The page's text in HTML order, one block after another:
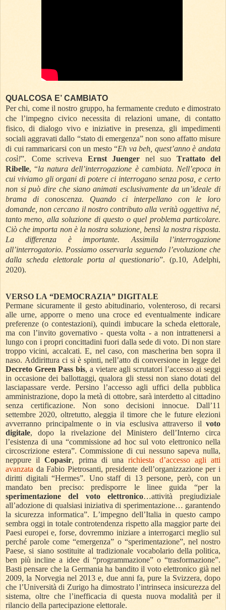
QUALCOSA E’ CAMBIATO
Per chi, come il nostro gruppo, ha fermamente creduto e dimostrato
che l’impegno civico necessita di relazioni umane, di contatto
fisico, di dialogo vivo e iniziative in presenza, gli impedimenti
sociali aggravati dallo “stato di emergenza” non sono affatto misure
di cui rammaricarsi con un mesto “Eh va beh, quest’anno è andata
così!”. Come scriveva Ernst Juenger nel suo Trattato del
Ribelle, “la natura dell’interrogazione è cambiata. Nell’epoca in
cui viviamo gli organi di potere ci interrogano senza posa, e certo
non si può dire che siano animati esclusivamente da un’ideale di
brama di conoscenza. Quando ci interpellano con le loro
domande, non cercano il nostro contributo alla verità oggettiva né,
tanto meno, alla soluzione di questo o quel problema particolare.
Ciò che importa non è la nostra soluzione, bensì la nostra risposta.
La differenza è importante. Assimila l’interrogazione
all’interrogatorio. Possiamo osservarla seguendo l’evoluzione che
dalla scheda elettorale porta al questionario”. (p.10, Adelphi,
2020).
VERSO LA “DEMOCRAZIA” DIGITALE
Permane sicuramente il gesto abitudinario, volenteroso, di recarsi
alle urne, apporre o meno una croce ed eventualmente indicare
preferenze (o contestazioni), quindi imbucare la scheda elettorale,
ma con l’invito governativo - questa volta - a non intrattenersi a
lungo con i propri concittadini fuori dalla sede di voto. Di non stare
troppo vicini, accalcati. E, nel caso, con mascherina ben sopra il
naso. Addirittura ci si è spinti, nell’atto di conversione in legge del
Decreto Green Pass bis, a vietare agli scrutatori l’accesso ai seggi
in occasione dei ballottaggi, qualora gli stessi non siano dotati del
lasciapassare verde. Persino l’accesso agli uffici della pubblica
amministrazione, dopo la metà di ottobre, sarà interdetto al cittadino
senza certificazione. Non sono decisioni innocue. Dall’11
settembre 2020, oltretutto, aleggia il timore che le future elezioni
avverranno principalmente o in via esclusiva attraverso il voto
digitale, dopo la rivelazione del Ministero dell’Interno circa
l’esistenza di una “commissione ad hoc sul voto elettronico nella
circoscrizione estera”. Commissione di cui nessuno sapeva nulla,
neppure ilCopasir, prima di unarichiesta d’accesso agli atti
avanzata da Fabio Pietrosanti, presidente dell’organizzazione per i
diritti digitali “Hermes”. Uno staff di 13 persone, però, con un
mandato ben preciso: predisporre le linee guida “per la
sperimentazione del voto elettronico…attività pregiudiziale
all’adozione di qualsiasi iniziativa di sperimentazione… garantendo
la sicurezza informatica”. L’impegno dell’Italia in questo campo
sembra oggi in totale controtendenza rispetto alla maggior parte dei
Paesi europei e, forse, dovremmo iniziare a interrogarci meglio sul
perché parole come “emergenza” o “sperimentazione”, nel nostro
Paese, si siano sostituite al tradizionale vocabolario della politica,
ben più incline a idee di “programmazione” o “trasformazione”.
Basti pensare che la Germania ha bandito il voto elettronico già nel
2009, la Norvegia nel 2013 e, due anni fa, pure la Svizzera, dopo
che l’Università di Zurigo ha dimostrato l’intrinseca insicurezza del
sistema, oltre che l’inefficacia di questa nuova modalità per il
rilancio della partecipazione elettorale.